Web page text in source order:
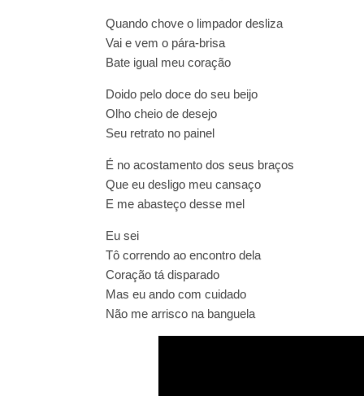
Quando chove o limpador desliza
Vai e vem o pára-brisa
Bate igual meu coração
Doido pelo doce do seu beijo
Olho cheio de desejo
Seu retrato no painel
É no acostamento dos seus braços
Que eu desligo meu cansaço
E me abasteço desse mel
Eu sei
Tô correndo ao encontro dela
Coração tá disparado
Mas eu ando com cuidado
Não me arrisco na banguela